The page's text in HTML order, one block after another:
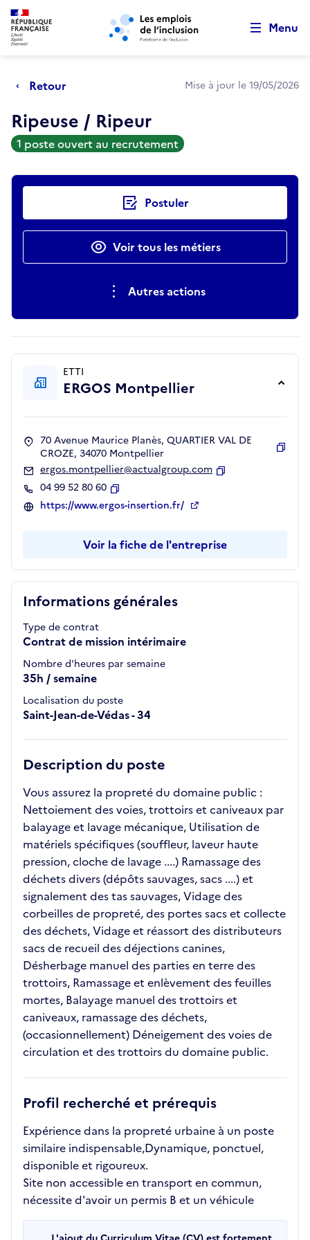
Aller au menu principal Aller au contenu principal
Menu
Retour Mise à jour le 19/05/2026
Ripeuse / Ripeur
1 poste ouvert au recrutement
Actions rapides Postuler
Voir tous les métiers
Autres actions
Informations générales
Type de contrat
Contrat de mission intérimaire
Nombre d'heures par semaine
35h / semaine
Localisation du poste
Saint-Jean-de-Védas - 34
Description du poste
Vous assurez la propreté du domaine public :
Nettoiement des voies, trottoirs et caniveaux par
balayage et lavage mécanique, Utilisation de
matériels spécifiques (souffleur, laveur haute
pression, cloche de lavage ....) Ramassage des
déchets divers (dépôts sauvages, sacs ....) et
signalement des tas sauvages, Vidage des
corbeilles de propreté, des portes sacs et collecte
des déchets, Vidage et réassort des distributeurs
sacs de recueil des déjections canines,
Désherbage manuel des parties en terre des
trottoirs, Ramassage et enlèvement des feuilles
mortes, Balayage manuel des trottoirs et
caniveaux, ramassage des déchets,
(occasionnellement) Déneigement des voies de
circulation et des trottoirs du domaine public.
Profil recherché et prérequis
Expérience dans la propreté urbaine à un poste
similaire indispensable,Dynamique, ponctuel,
disponible et rigoureux.
Site non accessible en transport en commun,
nécessite d'avoir un permis B et un véhicule
ETTI
ERGOS Montpellier
70 Avenue Maurice Planès, QUARTIER VAL DE
CROZE, 34070 Montpellier
ergos.montpellier@actualgroup.com
04 99 52 80 60
Copier
https://www.ergos-insertion.fr/
Voir la fiche de l'entreprise
Retour au début de la page
Panneau de gestion des cookies